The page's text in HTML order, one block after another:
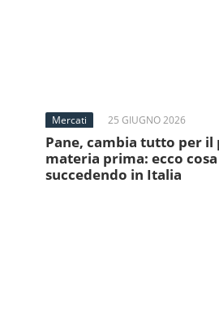
Mercati 25 GIUGNO 2026
Pane, cambia tutto per il
materia prima: ecco
succedendo in Italia